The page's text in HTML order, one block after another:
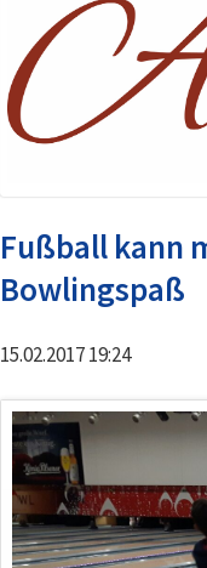
Fußball kann
Bowlingspaß
15.02.2017 19:24